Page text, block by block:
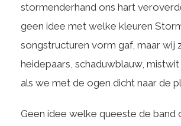
stormenderhand ons hart
geen idee met welke kleuren
songstructuren vorm gaf, maar wij
heidepaars, schaduwblauw,
als we met de ogen dicht naar de
Geen idee welke queeste de band